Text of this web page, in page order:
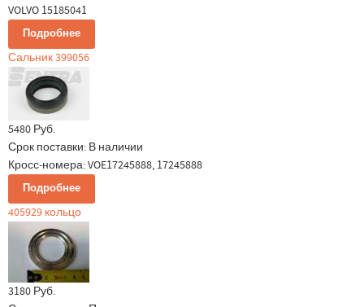
VOLVO 15185041
Подробнее
Сальник 399056
5480 Руб.
Срок поставки: В наличии
Кросс-номера: VOE17245888, 17245888
Подробнее
405929 кольцо
3180 Руб.